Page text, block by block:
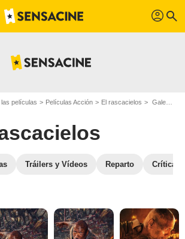
profil search
películas Películas Acción El rascacielos Galeria de fotos de la película El rascacielos
Tráilers y Vídeos Reparto Críticas